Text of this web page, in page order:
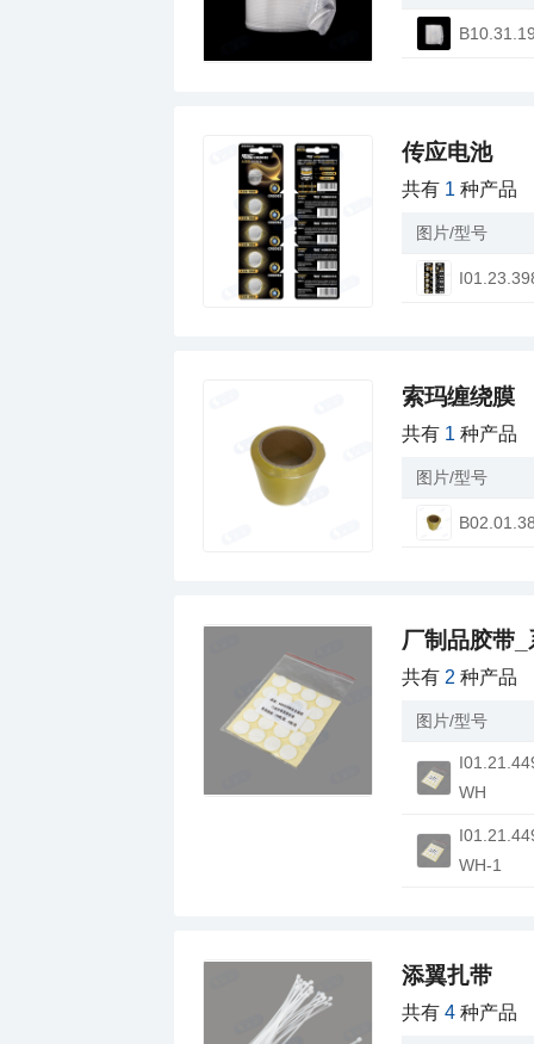
传应电池
共有 1 种产品
图片/型号
索玛缠绕膜
共有 1 种产品
图片/型号
厂制品胶带
共有 2 种产品
图片/型号
WH
WH-1
添翼扎带
共有4 种产品